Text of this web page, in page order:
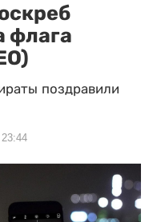
флага
поздравили